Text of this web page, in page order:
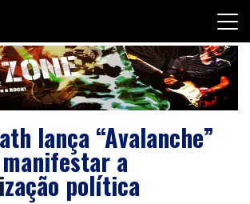
lança “Avalanche”
a
política